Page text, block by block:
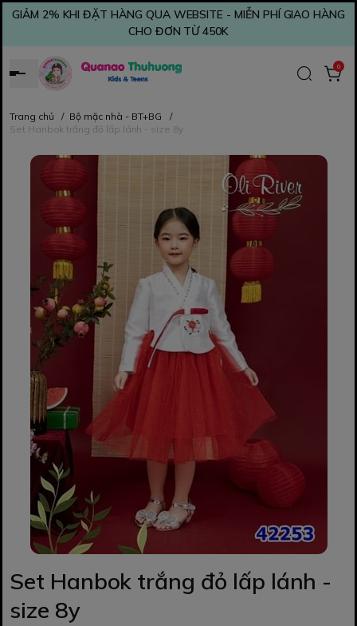
GIẢM 2% KHI ĐẶT HÀNG QUA WEBSITE - MIỄN PHÍ GIAO HÀNG
CHO ĐƠN TỪ 450K
0
Trang chủ / Bộ mặc nhà - BT+BG
/
Set Hanbok trắng đỏ lấp lánh - size 8y
Set Hanbok trắng đỏ lấp lánh -
size 8y